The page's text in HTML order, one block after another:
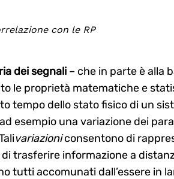
con le RP
dei segnali– che in parte è alla
le proprietà matematiche e
tempo dello stato fisico di un
ad esempio una variazione dei
variazioniconsentono di
di trasferire informazione a
tutti accomunati dall’essere in